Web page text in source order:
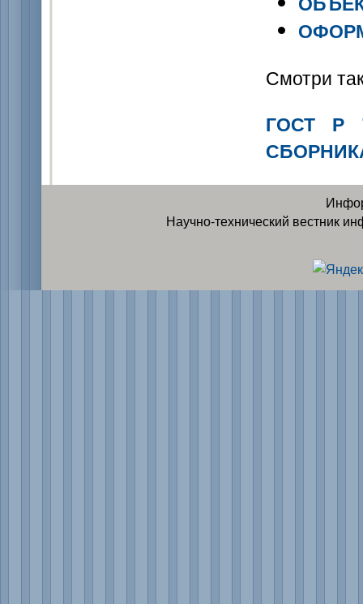
Смотри
ГОСТ Р
Научно-технический вестник